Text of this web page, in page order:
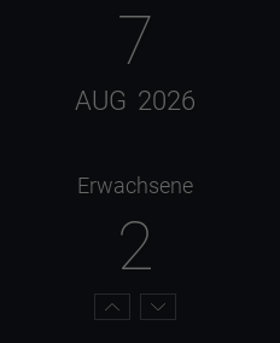
7
AUG 2026
Erwachsene
2